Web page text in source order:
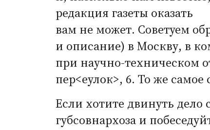
редакция газеты оказать
вам не может. Советуем
и описание) в Москву, в
при научно-техническом
пер<еулок>, 6. То же
Если хотите двинуть дело
губсовнархоза и